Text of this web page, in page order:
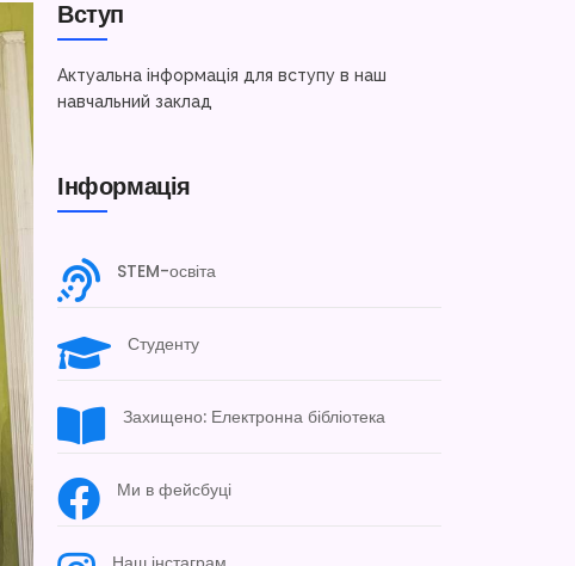
Вступ
Актуальна інформація для вступу в наш
навчальний заклад
Інформація
STEM-освіта
Студенту
Захищено: Електронна бібліотека
Ми в фейсбуці